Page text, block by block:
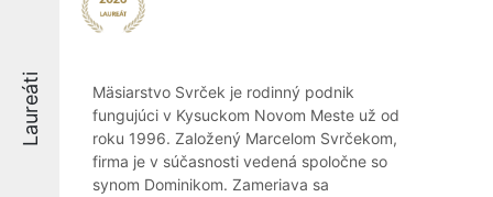
Laureáti
Mäsiarstvo Svrček je rodinný podnik
fungujúci v Kysuckom Novom Meste už od
roku 1996. Založený Marcelom Svrčekom,
firma je v súčasnosti vedená spoločne so
synom Dominikom. Zameriava sa